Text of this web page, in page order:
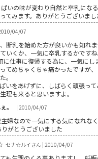
いの味が変わり自然と卒乳にな
てみます。ありがとうございまし
04/07
断乳を始めた方が良いかも知れま
いくか、一気に卒乳するかですね
に仕事に復帰する為に、一気にし
てめちゃくちゃ痛かったですが
。
いをあげずに、しばらく頑張って
理も来ると思いますよ。
。
| 2010/04/07
婦なので一気にする気になれな
りがとうございました
セナ☆ルイさん | 2010/04/07